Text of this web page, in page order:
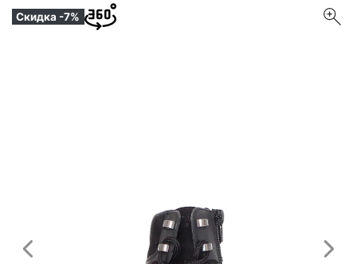
Скидка -7%
Предыдущий